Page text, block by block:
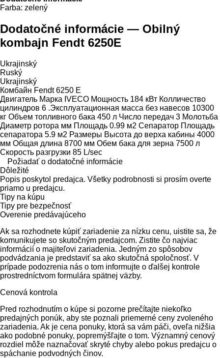
Farba: zelený
Dodatočné informácie — Obilný
kombajn Fendt 6250E
Ukrajinský
Ruský
Ukrajinský
Комбайн Fendt 6250 Е
Двигатель Марка IVECO Мощность 184 кВт Колличество
цилиндров 6 .Эксплуатационная масса без навесов 10300
кг Объем топливного бака 450 л Число передач 3 Молотьба
Диаметр ротора мм Площадь 0.99 м2 Сепаратор Площадь
сепаратора 5.9 м2 Размеры Высота до верха кабины 4000
мм Общая длина 8700 мм Обем бака для зерна 7500 л
Скорость разгрузки 85 L/sec
Požiadať o dodatočné informácie
Dôležité
Popis poskytol predajca. Všetky podrobnosti si prosím overte
priamo u predajcu.
Tipy na kúpu
Tipy pre bezpečnosť
Overenie predávajúceho
Ak sa rozhodnete kúpiť zariadenie za nízku cenu, uistite sa, že
komunikujete so skutočným predajcom. Zistite čo najviac
informácií o majiteľovi zariadenia. Jedným zo spôsobov
podvádzania je predstaviť sa ako skutočná spoločnosť. V
prípade podozrenia nás o tom informujte o ďalšej kontrole
prostredníctvom formulára spätnej väzby.
Cenová kontrola
Pred rozhodnutím o kúpe si pozorne prečítajte niekoľko
predajných ponúk, aby ste poznali priemerné ceny zvoleného
zariadenia. Ak je cena ponuky, ktorá sa vám páči, oveľa nižšia
ako podobné ponuky, popremýšľajte o tom. Významný cenový
rozdiel môže naznačovať skryté chyby alebo pokus predajcu o
spáchanie podvodných činov.